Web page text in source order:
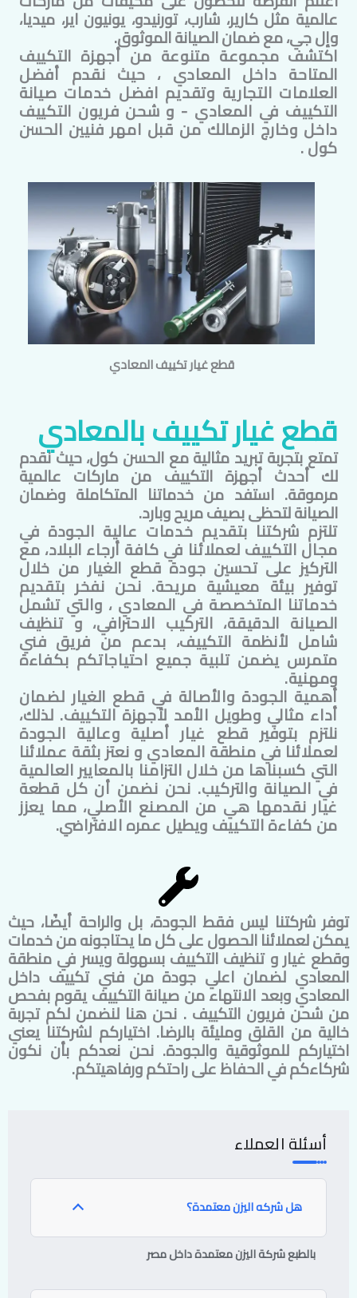
عالمية مثل كارير، شارب، تورنيدو، يونيون اير، ميديا،
وإل جي، مع ضمان الصيانة الموثوق.
اكتشف مجموعة متنوعة من أجهزة التكييف
المتاحة داخل المعادي ، حيث نقدم أفضل
العلامات التجارية وتقديم افضل خدمات صيانة
التكييف في المعادي - و شحن فريون التكييف
داخل وخارج الزمالك من قبل امهر فنيين الحسن
كول .
قطع غيار تكييفالمعادي
قطع غيار تكييف بالمعادي
تمتع بتجربة تبريد مثالية مع الحسن كول، حيث نقدم
لك أحدث أجهزة التكييف من ماركات عالمية
مرموقة. استفد من خدماتنا المتكاملة وضمان
الصيانة لتحظى بصيف مريح وبارد.
تلتزم شركتنا بتقديم خدمات عالية الجودة في
مجال التكييف لعملائنا في كافة أرجاء البلاد، مع
التركيز على تحسين جودة قطع الغيار من خلال
توفير بيئة معيشية مريحة. نحن نفخر بتقديم
خدماتنا المتخصصة فيالمعادي، والتي تشمل
الصيانة الدقيقة، التركيب الاحترافي، و تنظيف
شامل لأنظمة التكييف، بدعم من فريق فني
متمرس يضمن تلبية جميع احتياجاتكم بكفاءة
ومهنية.
أهمية الجودة والأصالة في قطع الغيار لضمان
أداء مثالي وطويل الأمد لأجهزة التكييف. لذلك،
نلتزم بتوفير قطع غيار أصلية وعالية الجودة
لعملائنا في منطقةالمعاديو نعتز بثقة عملائنا
التي كسبناها من خلال التزامنا بالمعايير العالمية
في الصيانة والتركيب. نحن نضمن أن كل قطعة
غيار نقدمها هي من المصنع الأصلي، مما يعزز
من كفاءة التكييف ويطيل عمره الافتراضي.
توفر شركتنا ليس فقط الجودة، بل والراحة أيضًا، حيث
يمكن لعملائنا الحصول على كل ما يحتاجونه من خدمات
وقطع غيار و تنظيف التكييف بسهولة ويسر في منطقة
المعاديلضمان اعلي جودة من فني تكييف داخل
المعاديوبعد الانتهاء من صيانة التكييف يقوم بفحص
من شحن فريون التكييف . نحن هنا لنضمن لكم تجربة
خالية من القلق ومليئة بالرضا. اختياركم لشركتنا يعني
اختياركم للموثوقية والجودة. نحن نعدكم بأن نكون
شركاءكم في الحفاظ على راحتكم ورفاهيتكم.
أسئلة العملاء
هل شركه اليزن معتمدة؟
بالطبع شركة اليزن معتمدة داخل مصر